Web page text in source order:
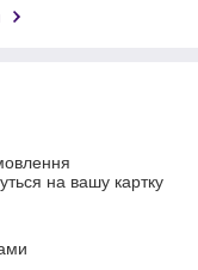
на вашу картку